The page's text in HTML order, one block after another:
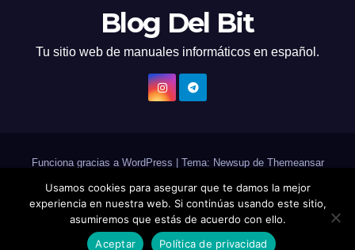
Blog Del Bit
Tu sitio web de manuales informáticos en español.
Funciona gracias a WordPress Tema: Newsup de Themeansar
Home Acerca de Contacto Política de cookies
Política de privacidad
Usamos cookies para asegurar que te damos la mejor
experiencia en nuestra web. Si continúas usando este sitio,
asumiremos que estás de acuerdo con ello.
Aceptar
Política de privacidad